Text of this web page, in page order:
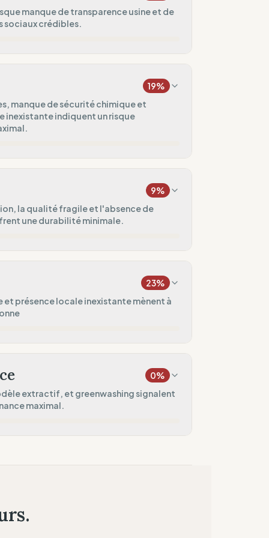
manque de transparence usine et de
crédibles.
19%
manque de sécurité chimique et
indiquent un risque
9%
la qualité fragile et l'absence de
une durabilité minimale.
20%
23%
présence locale inexistante mènent à
50 %
0%
extractif, et greenwashing signalent
maximal.